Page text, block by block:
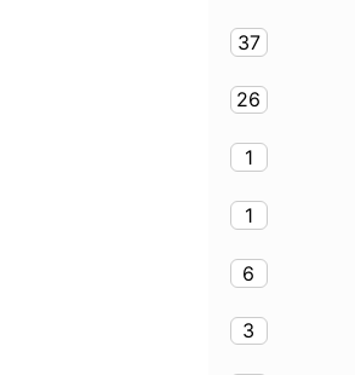
37
26
1
1
6
3